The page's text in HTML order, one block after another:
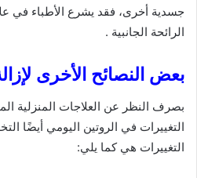
جسدية أخرى، فقد يشرع الأطباء في
الرائحة الجانبية .
بعض النصائح الأخرى
بصرف النظر عن العلاجات المنزلية
التغييرات في الروتين اليومي أيضًا
التغييرات هي كما يلي: